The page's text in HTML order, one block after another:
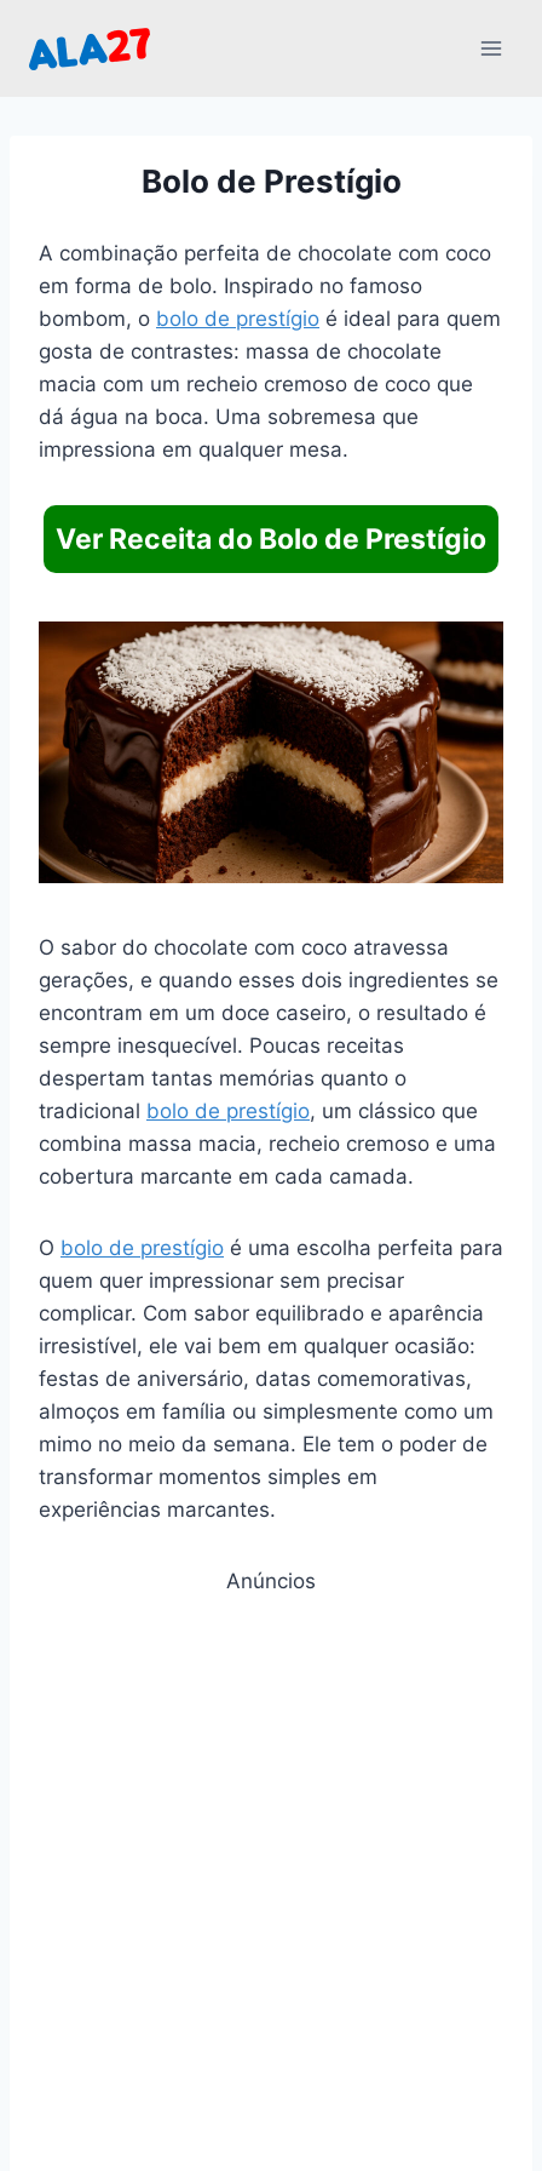
para
Bolo de Prestígio
A combinação perfeita de chocolate com coco
em forma de bolo. Inspirado no famoso
bombom, o bolo de prestígio é ideal para quem
gosta de contrastes: massa de chocolate
macia com um recheio cremoso de coco que
dá água na boca. Uma sobremesa que
impressiona em qualquer mesa.
Ver Receita do Bolo de Prestígio
O sabor do chocolate com coco atravessa
gerações, e quando esses dois ingredientes se
encontram em um doce caseiro, o resultado é
sempre inesquecível. Poucas receitas
despertam tantas memórias quanto o
tradicional bolo de prestígio, um clássico que
combina massa macia, recheio cremoso e uma
cobertura marcante em cada camada.
O bolo de prestígio é uma escolha perfeita para
quem quer impressionar sem precisar
complicar. Com sabor equilibrado e aparência
irresistível, ele vai bem em qualquer ocasião:
festas de aniversário, datas comemorativas,
almoços em família ou simplesmente como um
mimo no meio da semana. Ele tem o poder de
transformar momentos simples em
experiências marcantes.
Anúncios